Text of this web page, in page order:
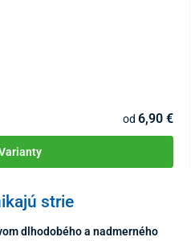
od 6,90 €
strie
dlhodobého a nadmerného